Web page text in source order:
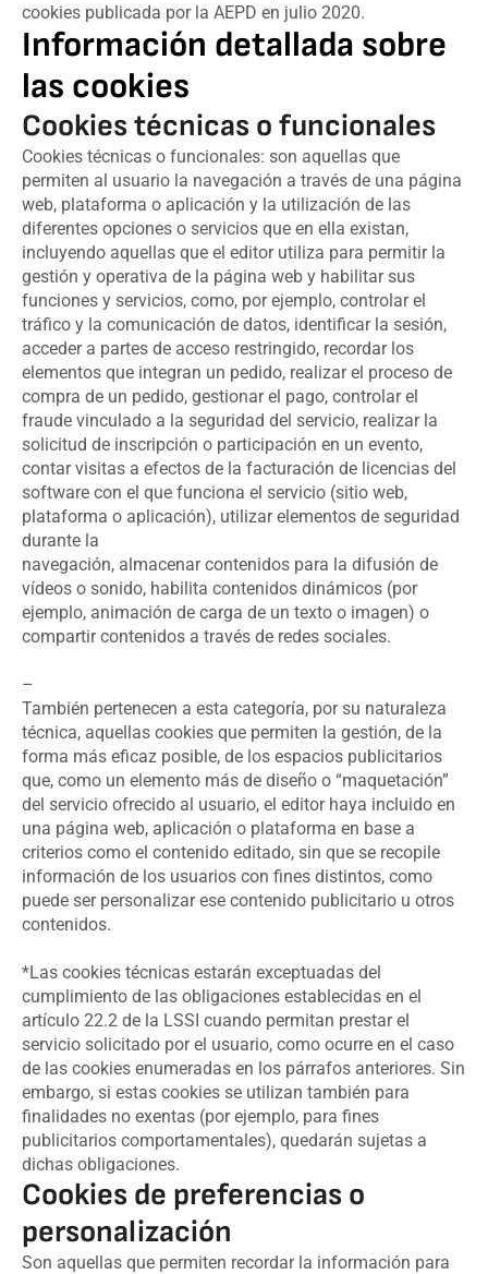
cookies publicada por la AEPD en julio 2020.
Información detallada sobre
las cookies
Cookies técnicas o funcionales
Cookies técnicas o funcionales: son aquellas que
permiten al usuario la navegación a través de una página
web, plataforma o aplicación y la utilización de las
diferentes opciones o servicios que en ella existan,
incluyendo aquellas que el editor utiliza para permitir la
gestión y operativa de la página web y habilitar sus
funciones y servicios, como, por ejemplo, controlar el
tráfico y la comunicación de datos, identificar la sesión,
acceder a partes de acceso restringido, recordar los
elementos que integran un pedido, realizar el proceso de
compra de un pedido, gestionar el pago, controlar el
fraude vinculado a la seguridad del servicio, realizar la
solicitud de inscripción o participación en un evento,
contar visitas a efectos de la facturación de licencias del
software con el que funciona el servicio (sitio web,
plataforma o aplicación), utilizar elementos de seguridad
durante la
navegación, almacenar contenidos para la difusión de
vídeos o sonido, habilita contenidos dinámicos (por
ejemplo, animación de carga de un texto o imagen) o
compartir contenidos a través de redes sociales.
–
También pertenecen a esta categoría, por su naturaleza
técnica, aquellas cookies que permiten la gestión, de la
forma más eficaz posible, de los espacios publicitarios
que, como un elemento más de diseño o “maquetación”
del servicio ofrecido al usuario, el editor haya incluido en
una página web, aplicación o plataforma en base a
criterios como el contenido editado, sin que se recopile
información de los usuarios con fines distintos, como
puede ser personalizar ese contenido publicitario u otros
contenidos.
*Las cookies técnicas estarán exceptuadas del
cumplimiento de las obligaciones establecidas en el
artículo 22.2 de la LSSI cuando permitan prestar el
servicio solicitado por el usuario, como ocurre en el caso
de las cookies enumeradas en los párrafos anteriores. Sin
embargo, si estas cookies se utilizan también para
finalidades no exentas (por ejemplo, para fines
publicitarios comportamentales), quedarán sujetas a
dichas obligaciones.
Cookies de preferencias o
personalización
Son aquellas que permiten recordar la información para